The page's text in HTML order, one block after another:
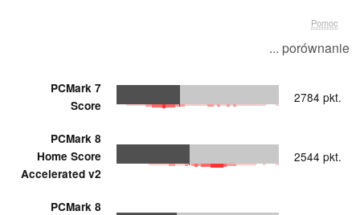
Pomoc
... porównanie
PCMark 7
Score
2784 pkt.
PCMark 8
Home Score
Accelerated v2
2544 pkt.
PCMark 8